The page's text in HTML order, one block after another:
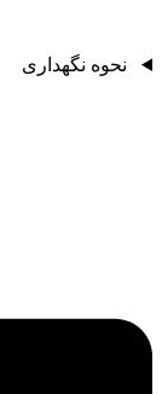
نحوه نگهداری